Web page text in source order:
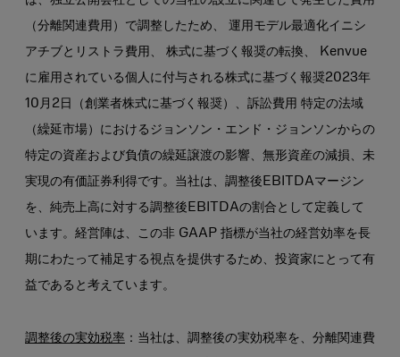
（分離関連費用）で調整したため、 運用モデル最適化イニシ
アチブとリストラ費用、 株式に基づく報奨の転換、 Kenvue
に雇用されている個人に付与される株式に基づく報奨2023年
10月2日（創業者株式に基づく報奨）、訴訟費用 特定の法域
（繰延市場）におけるジョンソン・エンド・ジョンソンからの
特定の資産および負債の繰延譲渡の影響、無形資産の減損、未
実現の有価証券利得です。当社は、調整後EBITDAマージン
を、純売上高に対する調整後EBITDAの割合として定義して
います。経営陣は、この非 GAAP 指標が当社の経営効率を長
期にわたって補足する視点を提供するため、投資家にとって有
益であると考えています。
調整後の実効税率 ：当社は、調整後の実効税率を、分離関連費